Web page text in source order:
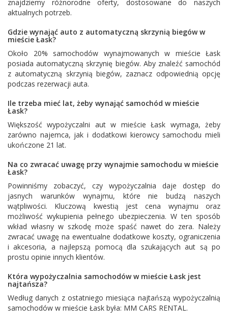
znajdziemy różnorodne oferty, dostosowane do naszych
aktualnych potrzeb.
Gdzie wynająć auto z automatyczną skrzynią biegów w
mieście Łask?
Około 20% samochodów wynajmowanych w mieście Łask
posiada automatyczną skrzynię biegów. Aby znaleźć samochód
z automatyczną skrzynią biegów, zaznacz odpowiednią opcję
podczas rezerwacji auta.
Ile trzeba mieć lat, żeby wynająć samochód w mieście
Łask?
Większość wypożyczalni aut w mieście Łask wymaga, żeby
zarówno najemca, jak i dodatkowi kierowcy samochodu mieli
ukończone 21 lat.
Na co zwracać uwagę przy wynajmie samochodu w mieście
Łask?
Powinniśmy zobaczyć, czy wypożyczalnia daje dostęp do
jasnych warunków wynajmu, które nie budzą naszych
wątpliwości. Kluczową kwestią jest cena wynajmu oraz
możliwość wykupienia pełnego ubezpieczenia. W ten sposób
wkład własny w szkodę może spaść nawet do zera. Należy
zwracać uwagę na ewentualne dodatkowe koszty, ograniczenia
i akcesoria, a najlepszą pomocą dla szukających aut są po
prostu opinie innych klientów.
Która wypożyczalnia samochodów w mieście Łask jest
najtańsza?
Według danych z ostatniego miesiąca najtańszą wypożyczalnią
samochodów w mieście Łask była: MM CARS RENTAL .